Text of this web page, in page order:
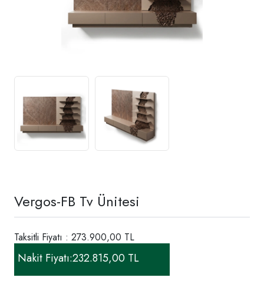
Vergos-FB Tv Ünitesi
Taksitli Fiyatı : 273.900,00 TL
Nakit Fiyatı:232.815,00 TL